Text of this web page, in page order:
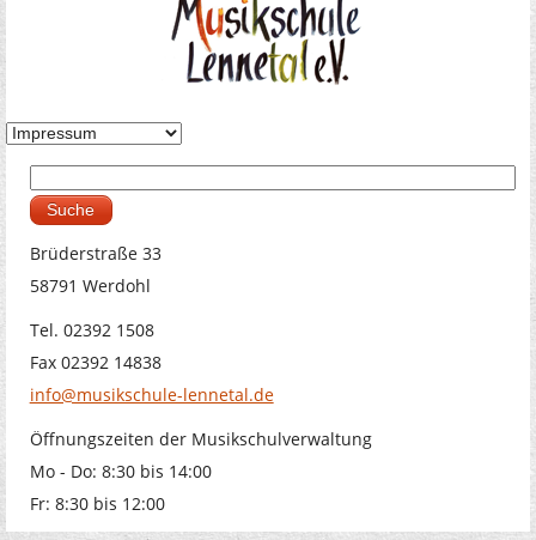
Suchformular
Brüderstraße 33
58791 Werdohl
Tel. 02392 1508
Fax 02392 14838
info@musikschule-lennetal.de
Öffnungszeiten der Musikschulverwaltung
Mo - Do: 8:30 bis 14:00
Fr: 8:30 bis 12:00